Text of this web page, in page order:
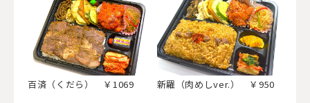
百済（くだら） ￥1069 新羅（肉めしver.） ￥950